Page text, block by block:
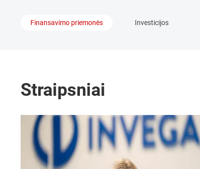
Finansavimo priemonės Investicijos
Straipsniai